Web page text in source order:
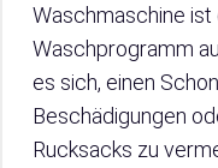
Waschmaschine
Waschprogramm
es sich, einen
Beschädigungen
Rucksacks zu